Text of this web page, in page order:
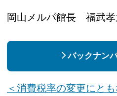
岡山メルパ館長 福武孝
バックナン
＜消費税率の変更にと